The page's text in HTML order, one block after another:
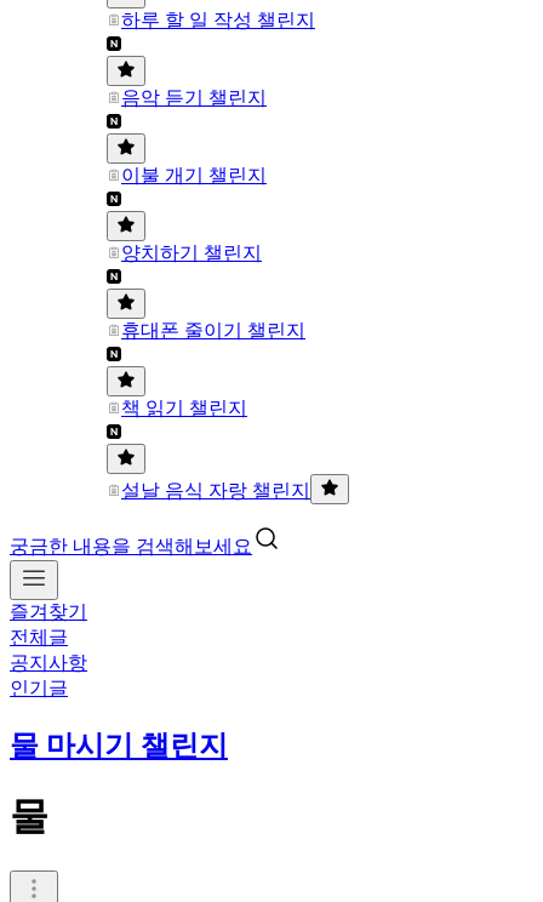
하루 할 일 작성 챌린지
음악 듣기 챌린지
이불 개기 챌린지
양치하기 챌린지
휴대폰 줄이기 챌린지
책 읽기 챌린지
설날 음식 자랑 챌린지
궁금한 내용을 검색해보세요
즐겨찾기
전체글
공지사항
인기글
물 마시기 챌린지
물